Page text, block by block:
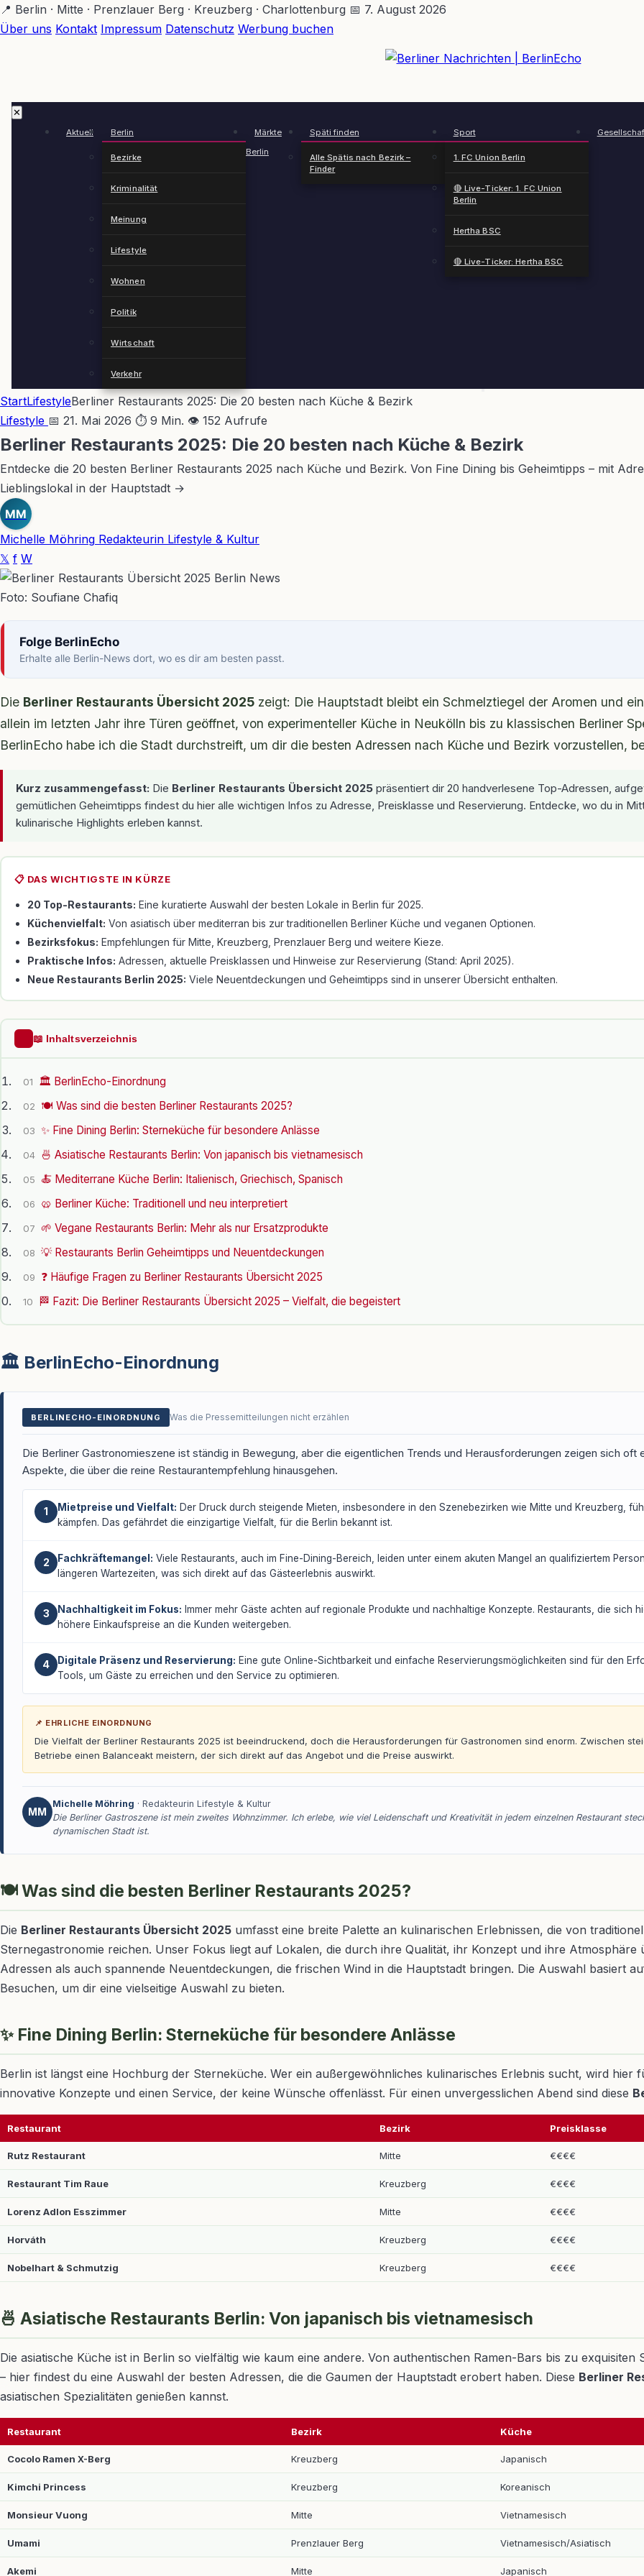
Zum
Hauptinhalt
📍 Berlin · Mitte · Prenzlauer Berg · Kreuzberg · Charlottenburg 📅 7. August 2026
Über uns Kontakt Impressum Datenschutz Werbung buchen
✕
Aktuell Berlin
Bezirke
Kriminalität
Meinung
Lifestyle
Wohnen
Politik
Wirtschaft
Verkehr
Märkte
Berlin
Späti finden
Alle Spätis nach Bezirk –
Finder
Sport
1. FC Union Berlin
🔴 Live-Ticker: 1. FC Union
Berlin
Hertha BSC
🔴 Live-Ticker: Hertha BSC
StartLifestyleBerliner Restaurants 2025: Die 20 besten nach Küche & Bezirk
Lifestyle 📅 21. Mai 2026 ⏱ 9 Min. 👁 152 Aufrufe
Berliner Restaurants 2025: Die 20 besten nach Küche & Bezirk
Entdecke die 20 besten Berliner Restaurants 2025 nach Küche und Bezirk. Von Fine Dining bis Geheimtipps – mit
Lieblingslokal in der Hauptstadt →
MM
Michelle Möhring Redakteurin Lifestyle & Kultur
𝕏 f W
Foto: Soufiane Chafiq
Folge BerlinEcho
Erhalte alle Berlin-News dort, wo es dir am besten passt.
Die Berliner Restaurants Übersicht 2025 zeigt: Die Hauptstadt bleibt ein Schmelztiegel der Aromen und
allein im letzten Jahr ihre Türen geöffnet, von experimenteller Küche in Neukölln bis zu klassischen Berliner
BerlinEcho habe ich die Stadt durchstreift, um dir die besten Adressen nach Küche und Bezirk vorzustellen,
Kurz zusammengefasst: Die Berliner Restaurants Übersicht 2025 präsentiert dir 20 handverlesene Top-Adressen,
gemütlichen Geheimtipps findest du hier alle wichtigen Infos zu Adresse, Preisklasse und Reservierung. Entdecke, wo du in
kulinarische Highlights erleben kannst.
📋 DAS WICHTIGSTE IN KÜRZE
20 Top-Restaurants: Eine kuratierte Auswahl der besten Lokale in Berlin für 2025.
Küchenvielfalt: Von asiatisch über mediterran bis zur traditionellen Berliner Küche und veganen Optionen.
Bezirksfokus: Empfehlungen für Mitte, Kreuzberg, Prenzlauer Berg und weitere Kieze.
Praktische Infos: Adressen, aktuelle Preisklassen und Hinweise zur Reservierung (Stand: April 2025).
Neue Restaurants Berlin 2025: Viele Neuentdeckungen und Geheimtipps sind in unserer Übersicht enthalten.
📖 Inhaltsverzeichnis
01 🏛️ BerlinEcho-Einordnung
02 🍽 Was sind die besten Berliner Restaurants 2025?
03 ✨ Fine Dining Berlin: Sterneküche für besondere Anlässe
04 🍜 Asiatische Restaurants Berlin: Von japanisch bis vietnamesisch
05 🍝 Mediterrane Küche Berlin: Italienisch, Griechisch, Spanisch
06 🥨 Berliner Küche: Traditionell und neu interpretiert
07 🌱 Vegane Restaurants Berlin: Mehr als nur Ersatzprodukte
08 💡 Restaurants Berlin Geheimtipps und Neuentdeckungen
09 ❓ Häufige Fragen zu Berliner Restaurants Übersicht 2025
10 🏁 Fazit: Die Berliner Restaurants Übersicht 2025 – Vielfalt, die begeistert
🏛️ BerlinEcho-Einordnung
BERLINECHO-EINORDNUNG Was die Pressemitteilungen nicht erzählen
Die Berliner Gastronomieszene ist ständig in Bewegung, aber die eigentlichen Trends und Herausforderungen zeigen sich
Aspekte, die über die reine Restaurantempfehlung hinausgehen.
1 Mietpreise und Vielfalt: Der Druck durch steigende Mieten, insbesondere in den Szenebezirken wie Mitte und Kreuzberg,
kämpfen. Das gefährdet die einzigartige Vielfalt, für die Berlin bekannt ist.
2 Fachkräftemangel: Viele Restaurants, auch im Fine-Dining-Bereich, leiden unter einem akuten Mangel an qualifiziertem
längeren Wartezeiten, was sich direkt auf das Gästeerlebnis auswirkt.
3 Nachhaltigkeit im Fokus: Immer mehr Gäste achten auf regionale Produkte und nachhaltige Konzepte. Restaurants, die
höhere Einkaufspreise an die Kunden weitergeben.
4 Digitale Präsenz und Reservierung: Eine gute Online-Sichtbarkeit und einfache Reservierungsmöglichkeiten sind für den
Tools, um Gäste zu erreichen und den Service zu optimieren.
📌 EHRLICHE EINORDNUNG
Die Vielfalt der Berliner Restaurants 2025 ist beeindruckend, doch die Herausforderungen für Gastronomen sind enorm. Zwischen
Betriebe einen Balanceakt meistern, der sich direkt auf das Angebot und die Preise auswirkt.
MM
Michelle Möhring · Redakteurin Lifestyle & Kultur
Die Berliner Gastroszene ist mein zweites Wohnzimmer. Ich erlebe, wie viel Leidenschaft und Kreativität in jedem einzelnen Restaurant
dynamischen Stadt ist.
🍽 Was sind die besten Berliner Restaurants 2025?
Die Berliner Restaurants Übersicht 2025 umfasst eine breite Palette an kulinarischen Erlebnissen, die von
Sternegastronomie reichen. Unser Fokus liegt auf Lokalen, die durch ihre Qualität, ihr Konzept und ihre
Adressen als auch spannende Neuentdeckungen, die frischen Wind in die Hauptstadt bringen. Die Auswahl basiert
Besuchen, um dir eine vielseitige Auswahl zu bieten.
✨ Fine Dining Berlin: Sterneküche für besondere Anlässe
Berlin ist längst eine Hochburg der Sterneküche. Wer ein außergewöhnliches kulinarisches Erlebnis sucht, wird hier
innovative Konzepte und einen Service, der keine Wünsche offenlässt. Für einen unvergesslichen Abend sind diese
Restaurant Bezirk Preisklasse
Rutz Restaurant Mitte €€€€
Restaurant Tim Raue Kreuzberg €€€€
Lorenz Adlon Esszimmer Mitte €€€€
Horváth Kreuzberg €€€€
Nobelhart & Schmutzig Kreuzberg €€€€
🍜 Asiatische Restaurants Berlin: Von japanisch bis vietnamesisch
Die asiatische Küche ist in Berlin so vielfältig wie kaum eine andere. Von authentischen Ramen-Bars bis zu
– hier findest du eine Auswahl der besten Adressen, die die Gaumen der Hauptstadt erobert haben. Diese Berliner
asiatischen Spezialitäten genießen kannst.
Restaurant Bezirk Küche
Cocolo Ramen X-Berg Kreuzberg Japanisch
Kimchi Princess Kreuzberg Koreanisch
Monsieur Vuong Mitte Vietnamesisch
Umami Prenzlauer Berg Vietnamesisch/Asiatisch
Akemi Mitte Japanisch